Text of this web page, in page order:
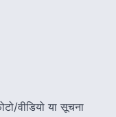
वीडियो या सूचना